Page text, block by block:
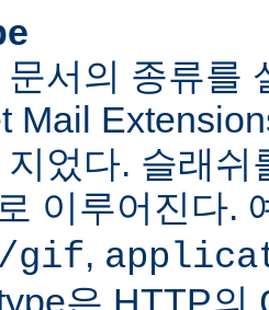
문서의 종류를
Mail
지었다. 슬래
이루어진다.
gif,
은 HTTP의